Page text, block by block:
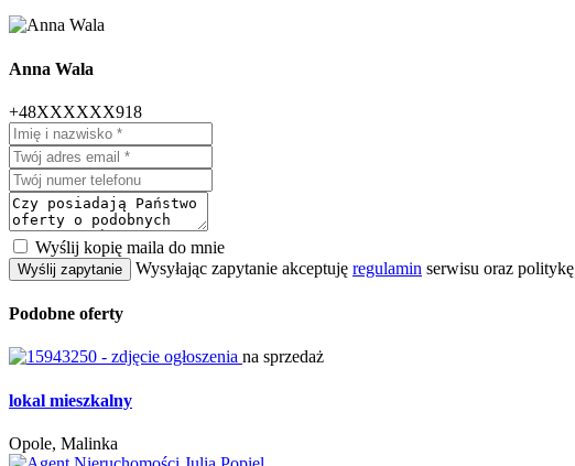
Anna Wala
+48XXXXXX918
Wyślij kopię maila do mnie
Wyślij zapytanie Wysyłając zapytanie akceptuję regulamin serwisu oraz politykę
Podobne oferty
na sprzedaż
lokal mieszkalny
Opole, Malinka